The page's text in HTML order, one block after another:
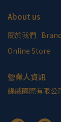
About us
關於我們
Online Store
營業人資訊
緹威國際有限公